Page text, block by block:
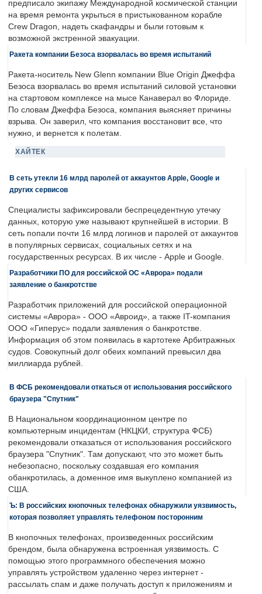
предписало экипажу Международной космической станции
на время ремонта укрыться в пристыкованном корабле
Crew Dragon, надеть скафандры и были готовым к
возможной экстренной эвакуации.
Ракета компании Безоса взорвалась во время испытаний
Ракета-носитель New Glenn компании Blue Origin Джеффа
Безоса взорвалась во время испытаний силовой установки
на стартовом комплексе на мысе Канаверал во Флориде.
По словам Джеффа Безоса, компания выясняет причины
взрыва. Он заверил, что компания восстановит все, что
нужно, и вернется к полетам.
ХАЙТЕК
В сеть утекли 16 млрд паролей от аккаунтов Apple, Google и
других сервисов
Специалисты зафиксировали беспрецедентную утечку
данных, которую уже называют крупнейшей в истории. В
сеть попали почти 16 млрд логинов и паролей от аккаунтов
в популярных сервисах, социальных сетях и на
государственных ресурсах. В их числе - Apple и Google.
Разработчики ПО для российской ОС «Аврора» подали
заявление о банкротстве
Разработчик приложений для российской операционной
системы «Аврора» - ООО «Авроид», а также IT-компания
ООО «Гиперус» подали заявления о банкротстве.
Информация об этом появилась в картотеке Арбитражных
судов. Совокупный долг обеих компаний превысил два
миллиарда рублей.
В ФСБ рекомендовали откаться от использования российского
браузера "Спутник"
В Национальном координационном центре по
компьютерным инцидентам (НКЦКИ, структура ФСБ)
рекомендовали отказаться от использования российского
браузера "Спутник". Там допускают, что это может быть
небезопасно, поскольку создавшая его компания
обанкротилась, а доменное имя выкуплено компанией из
США.
Ъ: В российских кнопочных телефонах обнаружили уязвимость,
которая позволяет управлять телефоном посторонним
В кнопочных телефонах, произведенных российским
брендом, была обнаружена встроенная уязвимость. С
помощью этого программного обеспечения можно
управлять устройством удаленно через интернет -
рассылать спам и даже получать доступ к приложениям и